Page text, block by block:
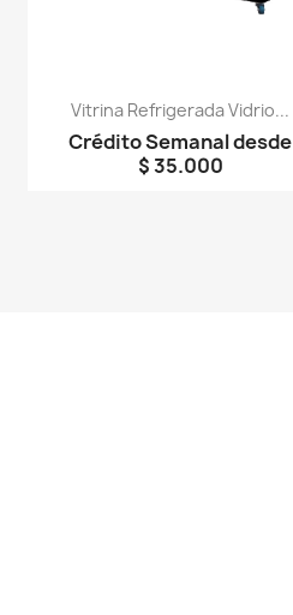
Vista rápida
Vitrina Refrigerada Vidrio...
Crédito Semanal desde
$ 35.000